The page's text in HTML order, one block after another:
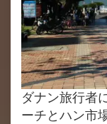
ダナン旅行者
ーチとハン市